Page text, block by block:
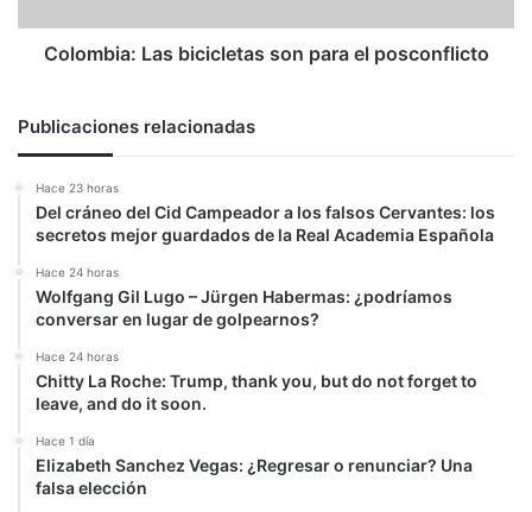
Colombia: Las bicicletas son para el posconflicto
Publicaciones relacionadas
Hace 23 horas
Del cráneo del Cid Campeador a los falsos Cervantes: los
secretos mejor guardados de la Real Academia Española
Hace 24 horas
Wolfgang Gil Lugo – Jürgen Habermas: ¿podríamos
conversar en lugar de golpearnos?
Hace 24 horas
Chitty La Roche: Trump, thank you, but do not forget to
leave, and do it soon.
Hace 1 día
Elizabeth Sanchez Vegas: ¿Regresar o renunciar? Una
falsa elección